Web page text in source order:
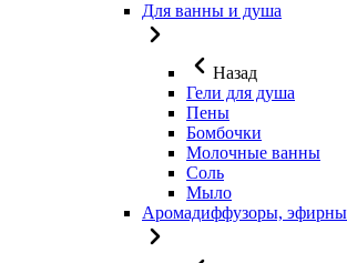
Для ванны и душа
Назад
Гели для душа
Пены
Бомбочки
Молочные ванны
Соль
Мыло
Аромадиффузоры,